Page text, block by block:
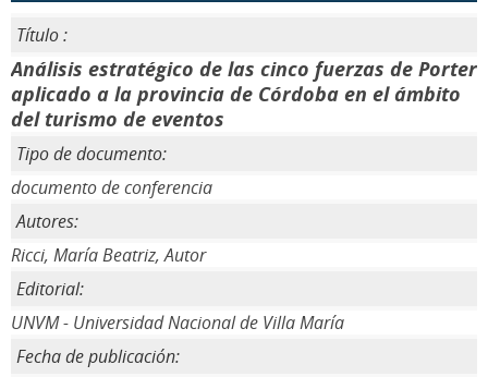
Título :
Análisis estratégico de las cinco fuerzas de Porter
aplicado a la provincia de Córdoba en el ámbito
del turismo de eventos
Tipo de documento:
documento de conferencia
Autores:
Ricci, María Beatriz, Autor
Editorial:
UNVM - Universidad Nacional de Villa María
Fecha de publicación: